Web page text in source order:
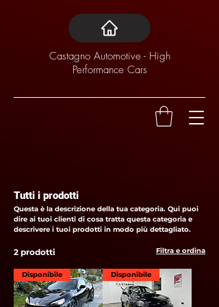
Castagno Automotive - High
Performance Cars
Tutti i prodotti
Questa è la descrizione della tua categoria. Qui puoi
dire ai tuoi clienti di cosa tratta questa categoria e
descrivere i tuoi prodotti in modo più dettagliato.
2 prodotti Filtra e ordina
Disponibile Disponibile